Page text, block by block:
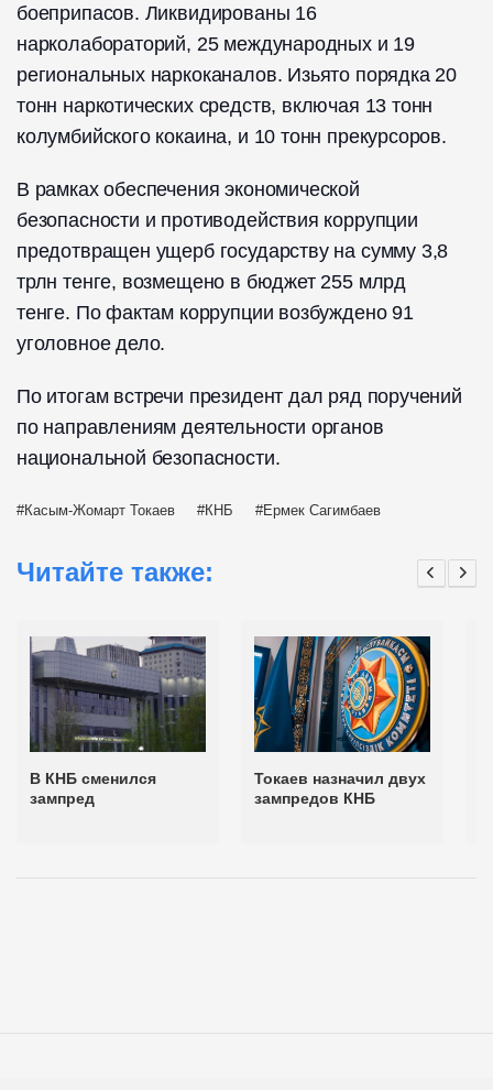
боеприпасов. Ликвидированы 16
нарколабораторий, 25 международных и 19
региональных наркоканалов. Изьято порядка 20
тонн наркотических средств, включая 13 тонн
колумбийского кокаина, и 10 тонн прекурсоров.
В рамках обеспечения экономической
безопасности и противодействия коррупции
предотвращен ущерб государству на сумму 3,8
трлн тенге, возмещено в бюджет 255 млрд
тенге. По фактам коррупции возбуждено 91
уголовное дело.
По итогам встречи президент дал ряд поручений
по направлениям деятельности органов
национальной безопасности.
Касым-Жомарт Токаев КНБ Ермек Сагимбаев
Читайте также:
В КНБ сменился
зампред
Токаев назначил двух
зампредов КНБ